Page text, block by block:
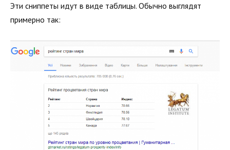
Эти сниппеты идут в виде таблицы. Обычно выглядят
примерно так: